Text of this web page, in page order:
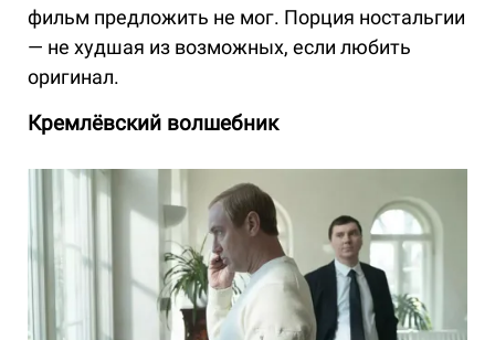
фильм предложить не мог. Порция ностальгии
— не худшая из возможных, если любить
оригинал.
Кремлёвский волшебник